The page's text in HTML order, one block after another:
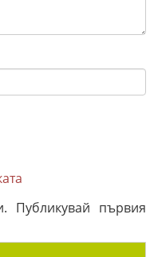
Публикувай първия